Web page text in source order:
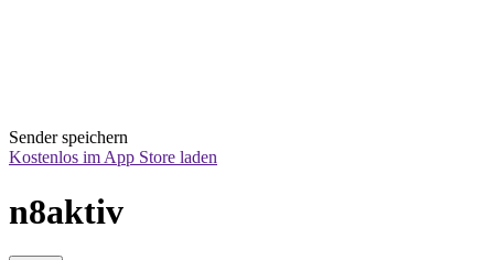
Sender speichern
Kostenlos im App Store laden
n8aktiv